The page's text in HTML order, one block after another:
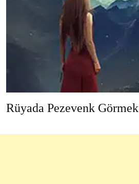
Rüyada Pezevenk Görmek